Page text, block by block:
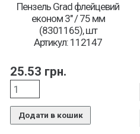
Пензель Grad флейцевий
економ 3″ / 75 мм
(8301165), шт
Артикул: 112147
25.53 грн.
Додати в кошик